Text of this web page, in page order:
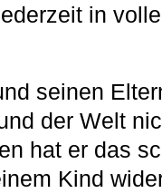
in
seinen
der Welt
hat er das
Kind